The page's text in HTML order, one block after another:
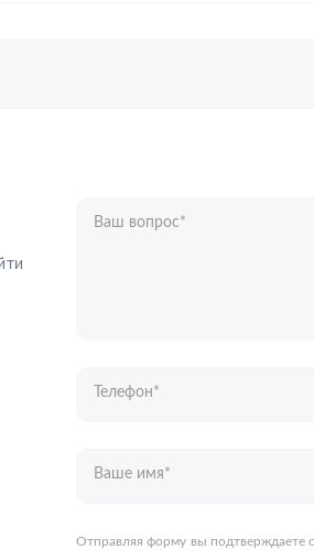
Ваш вопрос*